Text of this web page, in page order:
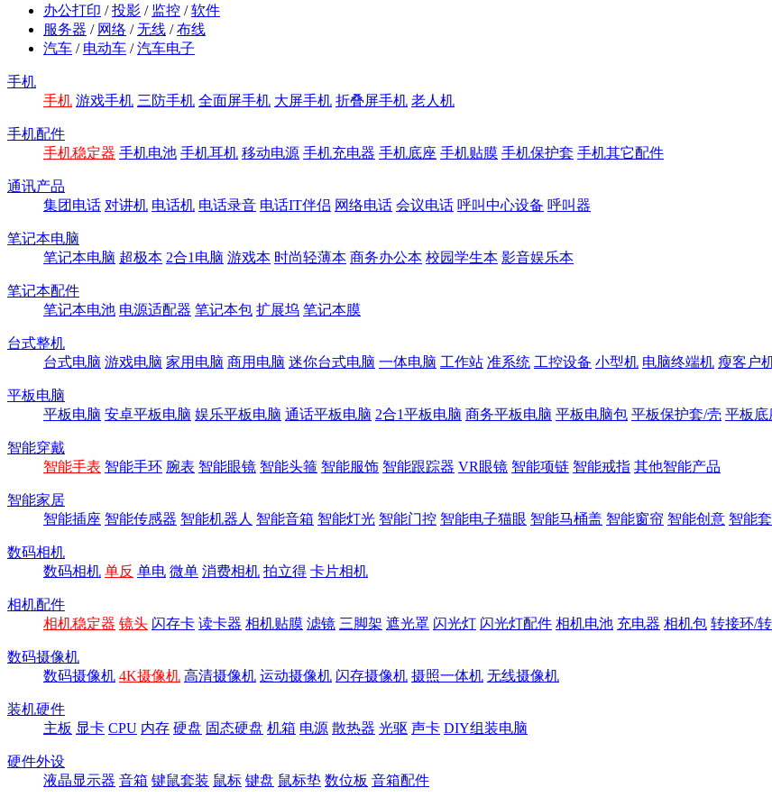
办公打印 /投影 / 监控 /软件
服务器 / 网络 /无线 /布线
汽车 / 电动车 /汽车电子
手机
手机 游戏手机 三防手机 全面屏手机 大屏手机 折叠屏手机 老人机
手机配件
手机稳定器 手机电池 手机耳机 移动电源 手机充电器 手机底座 手机贴膜 手机保护套 手机其它配件
通讯产品
集团电话 对讲机 电话机 电话录音 电话IT伴侣 网络电话 会议电话 呼叫中心设备 呼叫器
笔记本电脑
笔记本电脑 超极本 2合1电脑 游戏本 时尚轻薄本 商务办公本 校园学生本 影音娱乐本
笔记本配件
笔记本电池 电源适配器 笔记本包 扩展坞 笔记本膜
台式整机
台式电脑 游戏电脑 家用电脑 商用电脑 迷你台式电脑 一体电脑 工作站 准系统 工控设备 小型机 电脑终端机 瘦客户
平板电脑
平板电脑 安卓平板电脑 娱乐平板电脑 通话平板电脑 2合1平板电脑 商务平板电脑 平板电脑包 平板保护套/壳 平板底
智能穿戴
智能手表 智能手环 腕表 智能眼镜 智能头箍 智能服饰 智能跟踪器 VR眼镜 智能项链 智能戒指 其他智能产品
智能家居
智能插座 智能传感器 智能机器人 智能音箱 智能灯光 智能门控 智能电子猫眼 智能马桶盖 智能窗帘 智能创意 智能
数码相机
数码相机 单反 单电 微单 消费相机 拍立得 卡片相机
相机配件
相机稳定器 镜头 闪存卡 读卡器 相机贴膜 滤镜 三脚架 遮光罩 闪光灯 闪光灯配件 相机电池 充电器 相机包 转接环/
数码摄像机
数码摄像机 4K摄像机 高清摄像机 运动摄像机 闪存摄像机 摄照一体机 无线摄像机
装机硬件
主板 显卡 CPU 内存 硬盘 固态硬盘 机箱 电源 散热器 光驱 声卡 DIY组装电脑
硬件外设
液晶显示器 音箱 键鼠套装 鼠标 键盘 鼠标垫 数位板 音箱配件